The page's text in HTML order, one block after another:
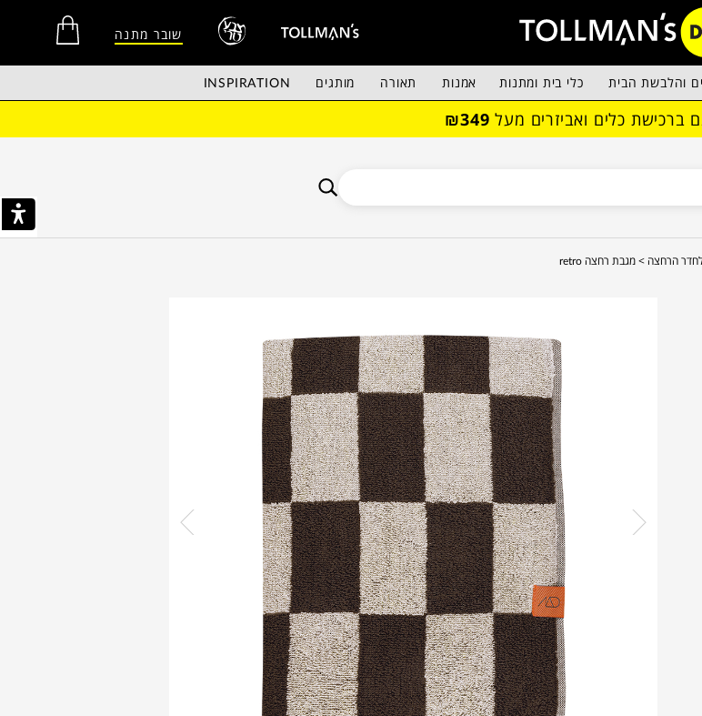
שובר מתנה
והלבשת הבית כלי בית ומתנות אמנות תאורה מותגים INSPIRATION
ברכישת כלים ואביזרים מעל ₪349
הרחצה > מגבת רחצה retro